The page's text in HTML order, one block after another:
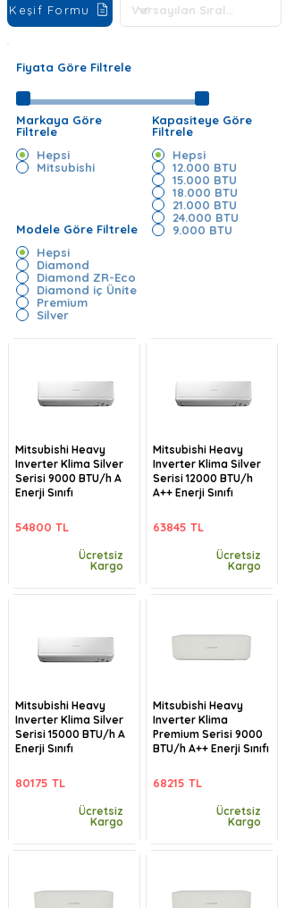
Keşif Formu
Fiyata Göre Filtrele
Markaya Göre
Filtrele
Hepsi
Mitsubishi
Modele Göre Filtrele
Hepsi
Diamond
Diamond ZR-Eco
Diamond iç Ünite
Premium
Silver
Kapasiteye Göre
Filtrele
Hepsi
12.000 BTU
15.000 BTU
18.000 BTU
21.000 BTU
24.000 BTU
9.000 BTU
Mitsubishi Heavy
Inverter Klima Silver
Serisi 9000 BTU/h A
Enerji Sınıfı
54800 TL
Ücretsiz
Kargo
Mitsubishi Heavy
Inverter Klima Silver
Serisi 15000 BTU/h A
Enerji Sınıfı
80175 TL
Ücretsiz
Kargo
Mitsubishi Heavy
Inverter Klima Silver
Serisi 12000 BTU/h
A++ Enerji Sınıfı
63845 TL
Ücretsiz
Kargo
Mitsubishi Heavy
Inverter Klima
Premium Serisi 9000
BTU/h A++ Enerji Sınıfı
68215 TL
Ücretsiz
Kargo